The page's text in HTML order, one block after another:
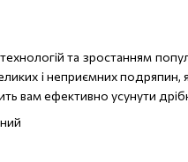
та зростанням
і неприємних
вам ефективно усунути